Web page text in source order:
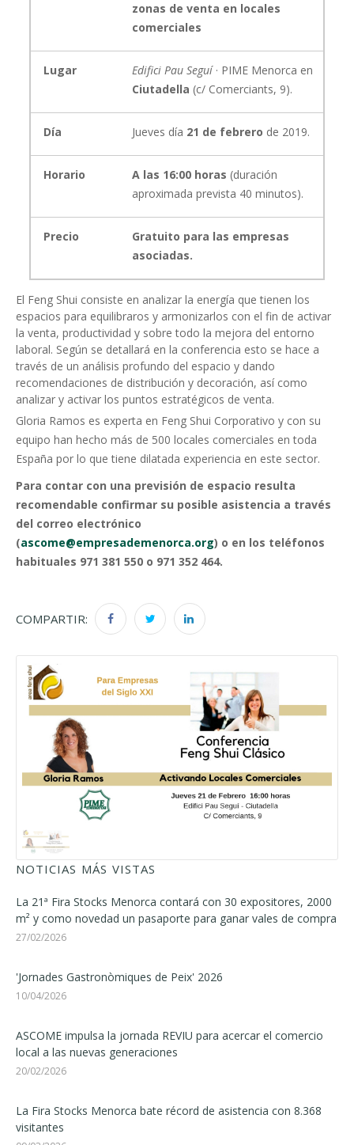
zonas de venta en locales
comerciales
Lugar Edifici Pau Seguí· PIME Menorca en
Ciutadella (c/ Comerciants, 9).
Día Jueves día 21 de febrero de 2019.
Horario A las 16:00 horas (duración
aproximada prevista 40 minutos).
Precio
Gratuito para las empresas
asociadas.
El Feng Shui consiste en analizar la energía que tienen los
espacios para equilibraros y armonizarlos con el fin de activar
la venta, productividad y sobre todo la mejora del entorno
laboral. Según se detallará en la conferencia esto se hace a
través de un análisis profundo del espacio y dando
recomendaciones de distribución y decoración, así como
analizar y activar los puntos estratégicos de venta.
Gloria Ramos es experta en Feng Shui Corporativo y con su
equipo han hecho más de 500 locales comerciales en toda
España por lo que tiene dilatada experiencia en este sector.
Para contar con una previsión de espacio resulta
recomendable confirmar su posible asistencia a través
del correo electrónico
(ascome@empresademenorca.org) o en los teléfonos
habituales 971 381 550 o 971 352 464.
COMPARTIR:
NOTICIAS MÁS VISTAS
La 21ª Fira Stocks Menorca contará con 30 expositores, 2000
m² y como novedad un pasaporte para ganar vales de compra
27/02/2026
'Jornades Gastronòmiques de Peix' 2026
10/04/2026
ASCOME impulsa la jornada REVIU para acercar el comercio
local a las nuevas generaciones
20/02/2026
La Fira Stocks Menorca bate récord de asistencia con 8.368
visitantes